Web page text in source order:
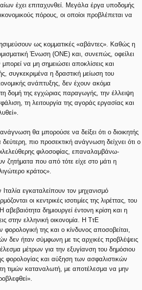
έχει επιταχυνθεί. Μεγάλα έργα υποδομής
πόρους, οι οποίοι προβλέπεται να
ως κομματικές «αβάντες». Καθώς η
Ένωση (ΟΝΕ) και, συνεπώς, οφείλει
να μη σημειώσει αποκλίσεις και
συγκεκριμένα η δραστική μείωση του
ανάπτυξης, δεν έχουν ακόμα
δομή της εγχώριας παραγωγής, την έλλειψη
τη λειτουργία της αγοράς εργασίας και
θα μπορούσε να δείξει ότι ο διοικητής
πιο προσεκτική ανάγνωση δείχνει ότι ο
φιλοσοφίας, επαναλαμβάνω-
ζητήματα που από τότε είχε στο μάτι η
κράτος».
εγκαταλείπουν τον μηχανισμό
οι κεντρικές ισοτιμίες της λιρέττας, του
δημιουργεί έντονη κρίση και η
στην ελληνική οικονομία. Η ΤτΕ
της και ο κίνδυνος αποσοβείται,
δεν ήταν σύμφωνη με τις αρχικές προβλέψεις
μέτρων για την εξυγίανση του δημόσιου
φορολογίας και αύξηση των ασφαλιστικών
τιμών καταναλωτή, με αποτέλεσμα να μην